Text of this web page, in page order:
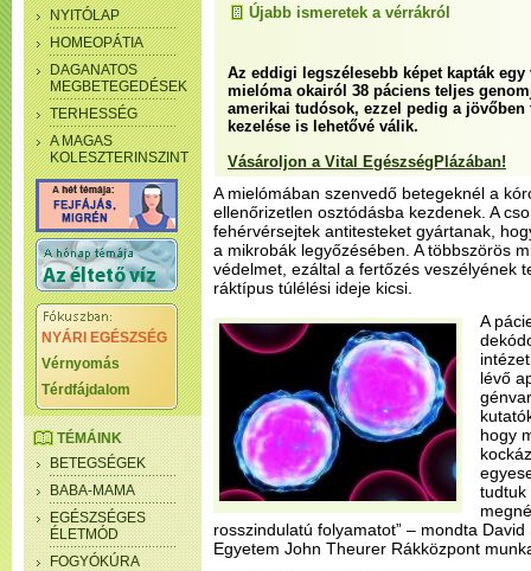
NYITÓLAP
HOMEOPÁTIA
DAGANATOS
MEGBETEGEDÉSEK
TERHESSÉG
A MAGAS
KOLESZTERINSZINT
NYÁRI EGÉSZSÉG
Vérnyomás
Térdfájdalom
TÉMÁINK
BETEGSÉGEK
BABA-MAMA
EGÉSZSÉGES
ÉLETMÓD
FOGYÓKÚRA
Újabb ismeretek a vérrákról
Az eddigi legszélesebb képet kapták
mielóma okairól 38 páciens teljes
amerikai tudósok, ezzel pedig a jövőben
kezelése is lehetővé válik.
Vásároljon a Vital EgészségPlázában!
A mielómában szenvedő betegeknél a
ellenőrizetlen osztódásba kezdenek. A
fehérvérsejtek antitesteket gyártanak,
a mikrobák legyőzésében. A többszörös
védelmet, ezáltal a fertőzés veszélyének
ráktípus túlélési ideje kicsi.
A
lévő
hogy
tudtuk
rosszindulatú folyamatot” – mondta
Egyetem John Theurer Rákközpont